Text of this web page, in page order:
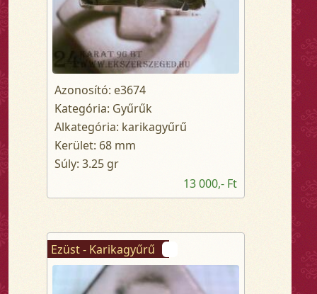
Azonosító: e3674
Kategória: Gyűrűk
Alkategória: karikagyűrű
Kerület: 68 mm
Súly: 3.25 gr
13 000,- Ft
Ezüst - Karikagyűrű